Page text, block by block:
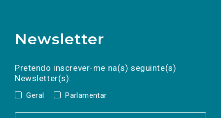
Newsletter
Pretendo inscrever-me na(s) seguinte(s)
Newsletter(s):
Geral Parlamentar
a(s) newsletter(s).
mail